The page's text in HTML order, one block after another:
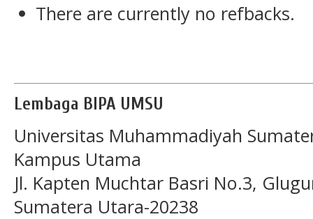
There are currently no refbacks.
Lembaga BIPA UMSU
Universitas Muhammadiyah
Kampus Utama
Jl. Kapten Muchtar Basri No.3,
Sumatera Utara-20238